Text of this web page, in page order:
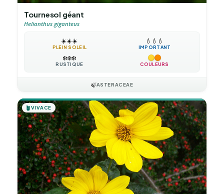
Tournesol géant
Helianthus giganteus
☀️☀️☀️
PLEIN SOLEIL
💧 💧 💧
IMPORTANT
❄️❄️❄️
RUSTIQUE COULEURS
🍃ASTERACEAE
🪴VIVACE